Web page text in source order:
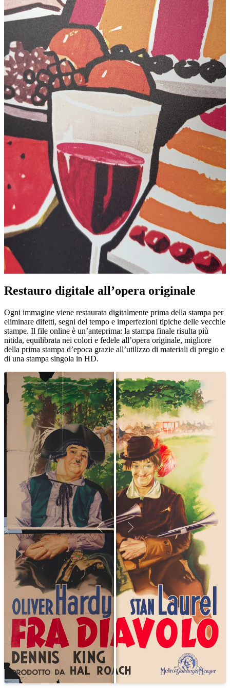
Restauro digitale all’opera originale
Ogni immagine viene restaurata digitalmente prima della stampa per
eliminare difetti, segni del tempo e imperfezioni tipiche delle vecchie
stampe. Il file online è un’anteprima: la stampa finale risulta più
nitida, equilibrata nei colori e fedele all’opera originale, migliore
della prima stampa d’epoca grazie all’utilizzo di materiali di pregio e
di una stampa singola in HD.